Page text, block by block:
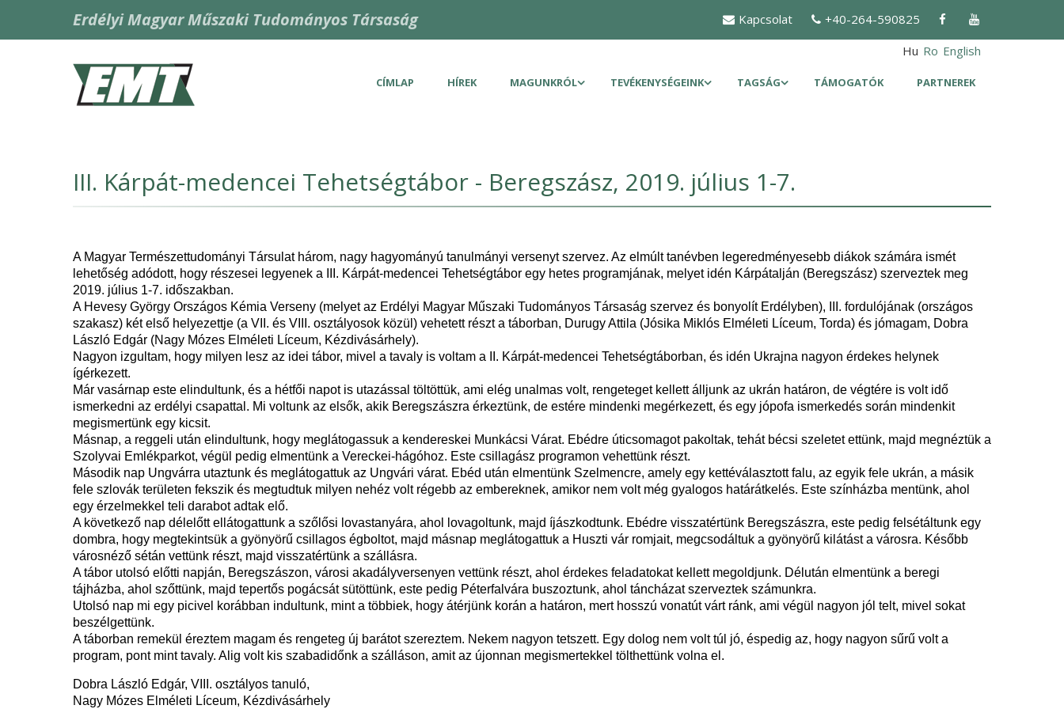
tartalomra
Kapcsolat +40-264-590825
Erdélyi Magyar Műszaki Tudományos Társaság
Hu Ro English
Fő
navigáció
CÍMLAP HÍREK MAGUNKRÓL TEVÉKENYSÉGEINK TAGSÁG TÁMOGATÓK PARTNEREK
III. Kárpát-medencei Tehetségtábor - Beregszász, 2019. július 1-7.
A Magyar Természettudományi Társulat három, nagy hagyományú tanulmányi versenyt szervez. Az elmúlt tanévben legeredményesebb diákok számára ismét
lehetőség adódott, hogy részesei legyenek a III. Kárpát-medencei Tehetségtábor egy hetes programjának, melyet idén Kárpátalján (Beregszász) szerveztek meg
2019. július 1-7. időszakban.
A Hevesy György Országos Kémia Verseny (melyet az Erdélyi Magyar Műszaki Tudományos Társaság szervez és bonyolít Erdélyben), III. fordulójának (országos
szakasz) két első helyezettje (a VII. és VIII. osztályosok közül) vehetett részt a táborban, Durugy Attila (Jósika Miklós Elméleti Líceum, Torda) és jómagam, Dobra
László Edgár (Nagy Mózes Elméleti Líceum, Kézdivásárhely).
Nagyon izgultam, hogy milyen lesz az idei tábor, mivel a tavaly is voltam a II. Kárpát-medencei Tehetségtáborban, és idén Ukrajna nagyon érdekes helynek
ígérkezett.
Már vasárnap este elindultunk, és a hétfői napot is utazással töltöttük, ami elég unalmas volt, rengeteget kellett álljunk az ukrán határon, de végtére is volt idő
ismerkedni az erdélyi csapattal. Mi voltunk az elsők, akik Beregszászra érkeztünk, de estére mindenki megérkezett, és egy jópofa ismerkedés során mindenkit
megismertünk egy kicsit.
Másnap, a reggeli után elindultunk, hogy meglátogassuk a kendereskei Munkácsi Várat. Ebédre úticsomagot pakoltak, tehát bécsi szeletet ettünk, majd megnéztük a
Szolyvai Emlékparkot, végül pedig elmentünk a Vereckei-hágóhoz. Este csillagász programon vehettünk részt.
Második nap Ungvárra utaztunk és meglátogattuk az Ungvári várat. Ebéd után elmentünk Szelmencre, amely egy kettéválasztott falu, az egyik fele ukrán, a másik
fele szlovák területen fekszik és megtudtuk milyen nehéz volt régebb az embereknek, amikor nem volt még gyalogos határátkelés. Este színházba mentünk, ahol
egy érzelmekkel teli darabot adtak elő.
A következő nap délelőtt ellátogattunk a szőlősi lovastanyára, ahol lovagoltunk, majd íjászkodtunk. Ebédre visszatértünk Beregszászra, este pedig felsétáltunk egy
dombra, hogy megtekintsük a gyönyörű csillagos égboltot, majd másnap meglátogattuk a Huszti vár romjait, megcsodáltuk a gyönyörű kilátást a városra. Később
városnéző sétán vettünk részt, majd visszatértünk a szállásra.
A tábor utolsó előtti napján, Beregszászon, városi akadályversenyen vettünk részt, ahol érdekes feladatokat kellett megoldjunk. Délután elmentünk a beregi
tájházba, ahol szőttünk, majd tepertős pogácsát sütöttünk, este pedig Péterfalvára buszoztunk, ahol táncházat szerveztek számunkra.
Utolsó nap mi egy picivel korábban indultunk, mint a többiek, hogy átérjünk korán a határon, mert hosszú vonatút várt ránk, ami végül nagyon jól telt, mivel sokat
beszélgettünk.
A táborban remekül éreztem magam és rengeteg új barátot szereztem. Nekem nagyon tetszett. Egy dolog nem volt túl jó, éspedig az, hogy nagyon sűrű volt a
program, pont mint tavaly. Alig volt kis szabadidőnk a szálláson, amit az újonnan megismertekkel tölthettünk volna el.
Dobra László Edgár, VIII. osztályos tanuló,
Nagy Mózes Elméleti Líceum, Kézdivásárhely